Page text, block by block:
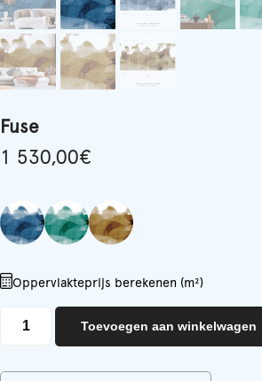
Fuse
1 530,00€
Oppervlakteprijs berekenen (m²)
aantal
Toevoegen aan winkelwagen